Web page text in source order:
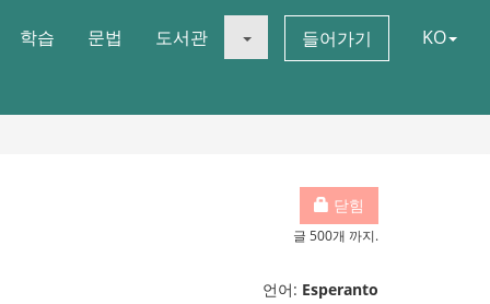
학습 문법 도서관 들어가기 KO
닫힘
글 500개 까지.
언어: Esperanto